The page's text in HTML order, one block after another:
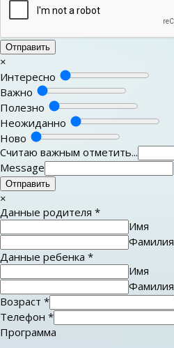
Отправить
×
Интересно
Важно
Полезно
Неожиданно
Ново
Считаю важным отметить...
Message
Отправить
×
Данные родителя *
Имя
Фамилия
Данные ребенка *
Имя
Фамилия
Возраст *
Телефон *
Программа